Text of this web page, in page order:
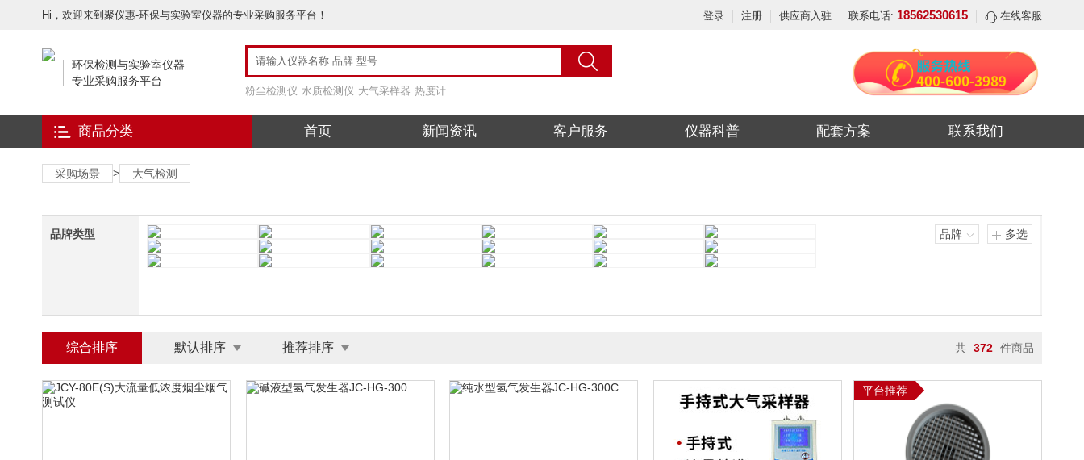
Hi，欢迎来到聚仪惠-环保与实验室仪器的专业采购服务平台！ 登录 注册 供应商入驻 联系电话: 18562530615 在线客服
环保检测与实验室仪器
专业采购服务平台
粉尘检测仪 水质检测仪 大气采样器 热度计
商品分类 首页 新闻资讯 客户服务 仪器科普 配套方案 联系我们
采购场景 > 大气检测
品牌类型 品牌 多选
综合排序 默认排序 推荐排序 共 372 件商品
平台推荐